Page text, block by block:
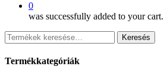
0
was successfully added to your cart.
Keresés
a
következőre:
Keresés
Termékkategóriák